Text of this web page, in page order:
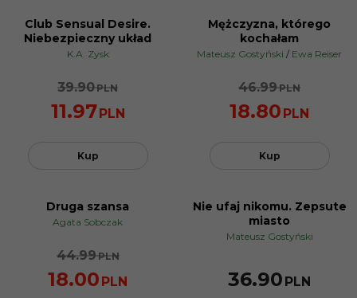
PROMOCJA
Club Sensual Desire.
Niebezpieczny układ
K.A. Zysk
39.90PLN
11.97PLN
Kup
PROMOCJA
Mężczyzna, którego
kochałam
Mateusz Gostyński / Ewa Reiser
46.99PLN
18.80 PLN
Kup
Druga szansa
Agata Sobczak
44.99PLN
18.00 PLN
Nie ufaj nikomu. Zepsute
miasto
Mateusz Gostyński
36.90 PLN